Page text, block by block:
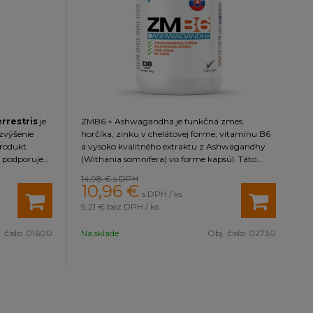
je
podporuje
sily,
Okrem
čislo: 01600
ZMB6 + Ashwagandha je funkčná zmes
horčíka, zinku v chelátovej forme, vitamínu B6
a vysoko kvalitného extraktu z Ashwagandhy
(Withania somnifera) vo forme kapsúl. Táto
látkam radu pozitívnych účinkov prispieva k
udržaniu normálnej hladiny testosterónu v krvi.
500 mg extraktu z Ashwagandhy obsahuje 10
ktoré tvoria jej hlavnú zložku.
14,98 €s DPH
10,96 € s DPH / ks
9,21 € bez DPH / ks
Na sklade Obj. čislo: 02730